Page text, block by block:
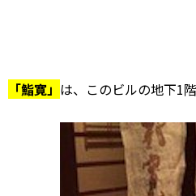
「鮨寛」 は、このビルの地下1階